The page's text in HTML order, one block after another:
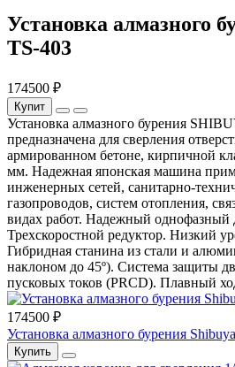
Установка алмазного
TS-403
174500 ₽
Купит
Установка алмазного бурения
предназначена для сверления
армированном бетоне, кирпичной
мм. Надежная японская машина
инженерных сетей, санитарно-
газопроводов, систем отопления,
видах работ. Надежный однофазный
Трехскоростной редуктор. Низкий
Гибридная станина из стали и
наклоном до 45º). Система защиты
пусковых токов (PRCD). Плавный
174500 ₽
Установка алмазного бурения
Купить